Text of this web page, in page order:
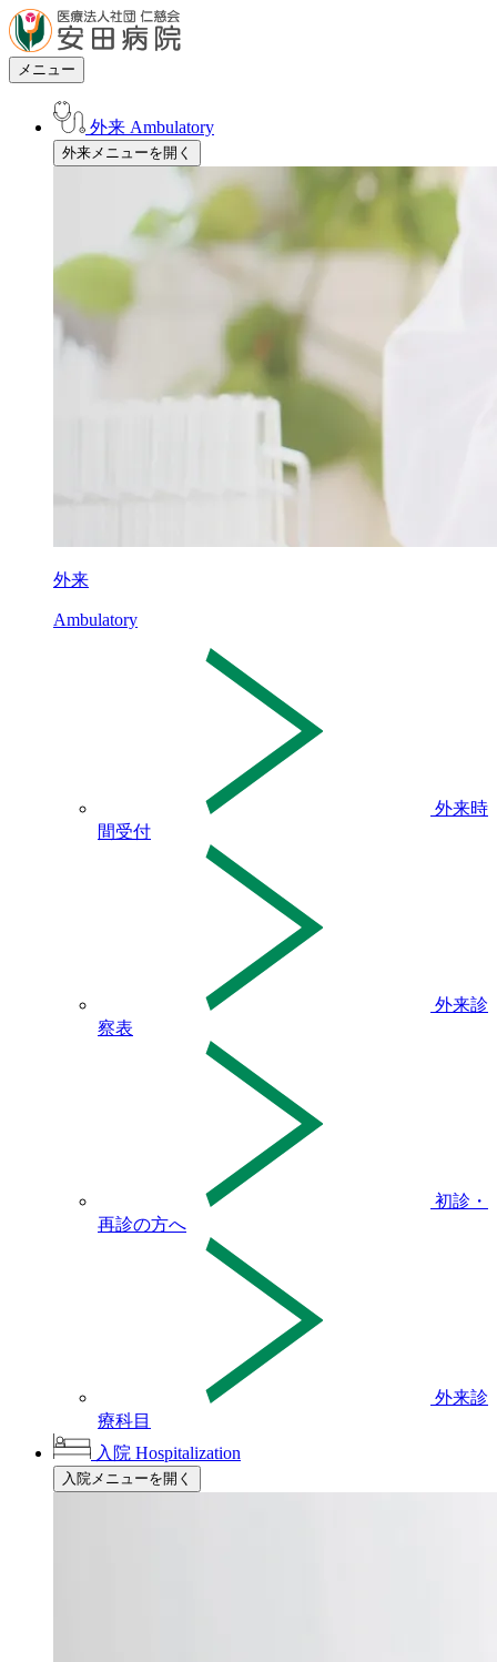
メニュー
外来 Ambulatory
外来メニューを開く
外来
Ambulatory
外来時
間受付
外来診
察表
初診・
再診の方へ
外来診
療科目
入院 Hospitalization
入院メニューを開く